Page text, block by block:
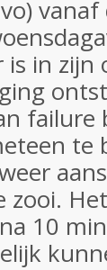
is in zijn
failure
te
zooi.
10